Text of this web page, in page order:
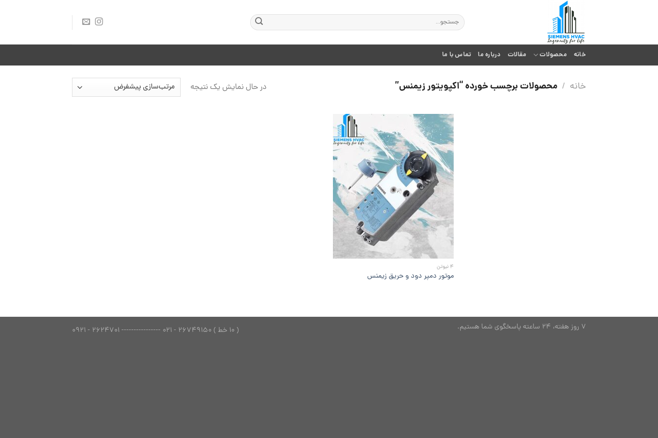
جستجو
برای:
خانه محصولات مقالات درباره ما تماس با ما
خانه / محصولات برچسب خورده “اکپویتور زیمنس” در حال نمایش یک نتیجه
به
ها
4 نیوتن
موتور دمپر دود و حریق زیمنس
( 10 خط ) 26749150 - 021 ---------------- 2624701 - 0921 7 روز هفته، 24 ساعته پاسخگوی شما هستیم.